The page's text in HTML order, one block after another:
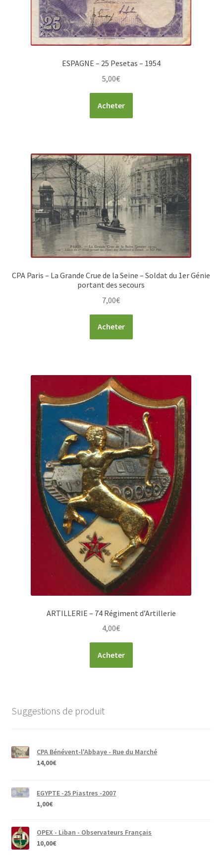
ESPAGNE – 25 Pesetas – 1954
5,00€
Acheter
CPA Paris – La Grande Crue de la Seine – Soldat du 1er Génie
portant des secours
7,00€
Acheter
ARTILLERIE – 74 Régiment d’Artillerie
4,00€
Acheter
Suggestions de produit
CPA Bénévent-l'Abbaye - Rue du Marché
14,00€
EGYPTE -25 Piastres -2007
1,00€
OPEX - Liban - Observateurs Français
10,00€